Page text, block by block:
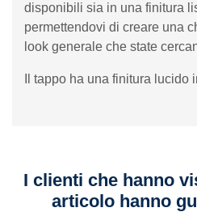
disponibili sia in una finitura
permettendovi di creare una
look generale che state
Il tappo ha una finitura lucido
I clienti che hanno
articolo hanno